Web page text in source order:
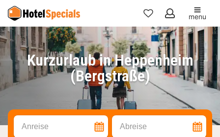
Meine
Favoriten
menu
Kurzurlaub in Heppenheim
(Bergstraße)
Anreise Abreise